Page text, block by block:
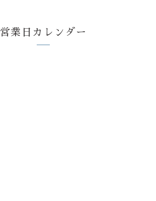
営業日カレンダー